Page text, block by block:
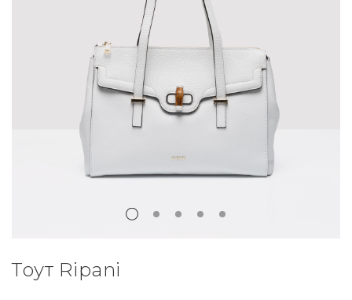
Тоут Ripani